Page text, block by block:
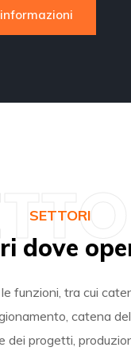
SETTORI
dove
funzioni, tra cui
catena
dei progetti,